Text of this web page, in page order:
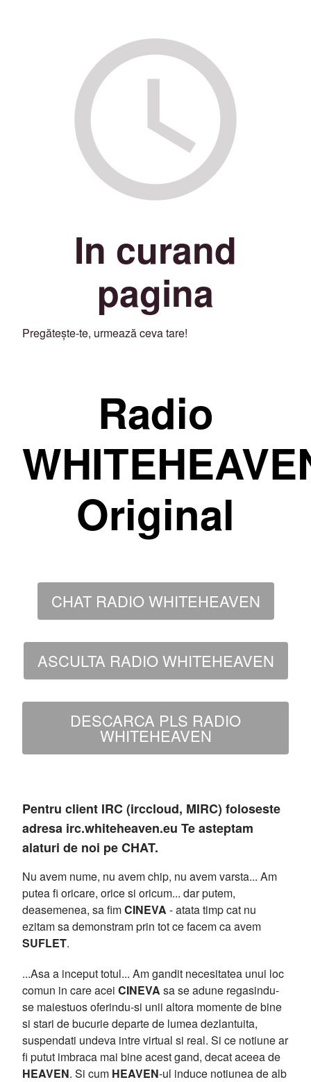
In curand
pagina
Pregătește-te, urmează ceva tare!
Radio
Original
CHAT RADIO WHITEHEAVEN
ASCULTA RADIO WHITEHEAVEN
DESCARCA PLS RADIO
WHITEHEAVEN
Pentru client IRC (irccloud, MIRC) foloseste
adresa irc.whiteheaven.eu Te asteptam
alaturi de noi pe CHAT.
Nu avem nume, nu avem chip, nu avem varsta... Am
putea fi oricare, orice si oricum... dar putem,
deasemenea, sa fimCINEVA - atata timp cat nu
ezitam sa demonstram prin tot ce facem ca avem
SUFLET.
...Asa a inceput totul... Am gandit necesitatea unui loc
comun in care acei CINEVA sa se adune regasindu-
se maiestuos oferindu-si unii altora momente de bine
si stari de bucurie departe de lumea dezlantuita,
suspendati undeva intre virtual si real. Si ce notiune ar
fi putut imbraca mai bine acest gand, decat aceea de
HEAVEN. Si cum HEAVEN-ul induce notiunea de alb